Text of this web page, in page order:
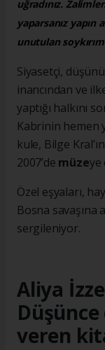
uğradınız.
yaparsanız yapın
unutulan
Siyasetçi,
inancından ve
yaptığı halkını
Kabrinin hemen
kule, Bilge
2007’de müzeye
Özel eşyaları,
Bosna savaşına
sergileniyor.
Aliya
veren